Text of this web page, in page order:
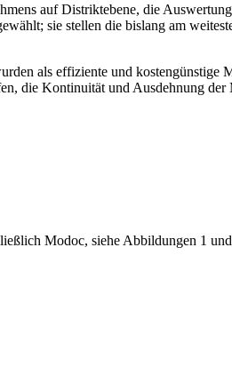
auf Distriktebene, die
sie stellen die bislang am
als effiziente und kostengünstige
die Kontinuität und Ausdehnung
Modoc, siehe Abbildungen 1